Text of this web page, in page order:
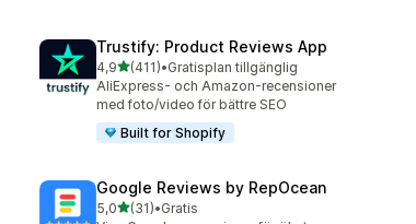
Trustify: Product Reviews App
4,9av 5 stjärnor
(411)
411 recensioner totalt
•Gratisplan tillgänglig
AliExpress- och Amazon-recensioner
med foto/video för bättre SEO
Built for Shopify
Google Reviews by RepOcean
5,0av 5 stjärnor
(31)
31 recensioner totalt
•Gratis